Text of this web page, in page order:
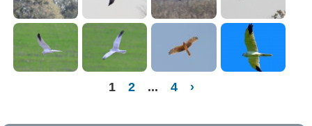
1 2 ... 4 ›